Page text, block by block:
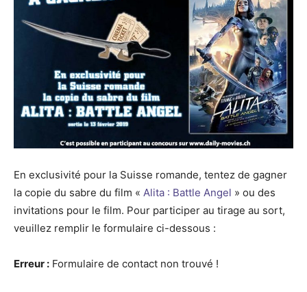
En exclusivité pour la Suisse romande, tentez de gagner
la copie du sabre du film « Alita : Battle Angel » ou des
invitations pour le film. Pour participer au tirage au sort,
veuillez remplir le formulaire ci-dessous :
Erreur : Formulaire de contact non trouvé !